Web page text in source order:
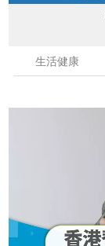
生活健康